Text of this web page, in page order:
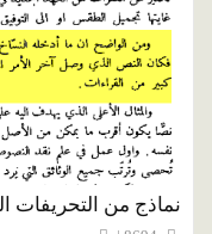
نماذج من التحريفات